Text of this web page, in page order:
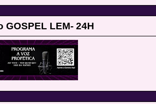
GOSPEL LEM- 24H